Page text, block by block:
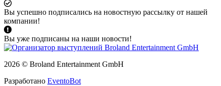
Вы успешно подписались на новостную рассылку от нашей
компании!
Вы уже подписаны на наши новости!
2026 © Broland Entertainment GmbH
Разработано EventoBot